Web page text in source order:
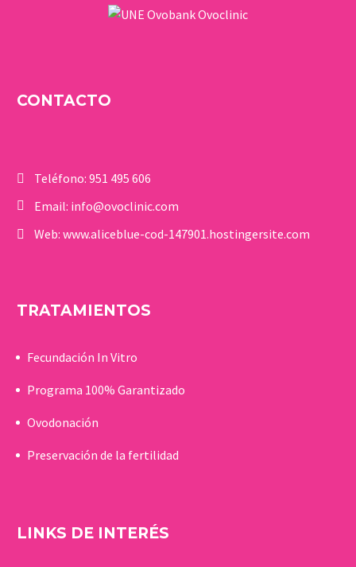
CONTACTO
Teléfono: 951 495 606
Email: info@ovoclinic.com
Web: www.aliceblue-cod-147901.hostingersite.com
TRATAMIENTOS
Fecundación In Vitro
Programa 100% Garantizado
Ovodonación
Preservación de la fertilidad
LINKS DE INTERÉS